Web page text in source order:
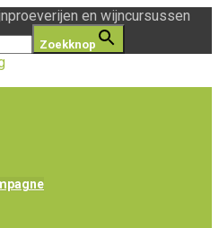
en wijncursussen
Zoekknop